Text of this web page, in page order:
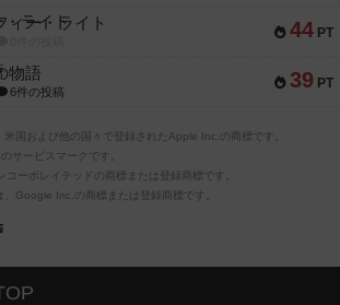
44 PT
ィー・ライト
39 PT
物語
6件の投稿
国および他の国々で登録されたApple Inc.の商標です。
サービスマークです。
ーポレイテッドの商標または登録商標です。
Google Inc.の商標または登録商標です。